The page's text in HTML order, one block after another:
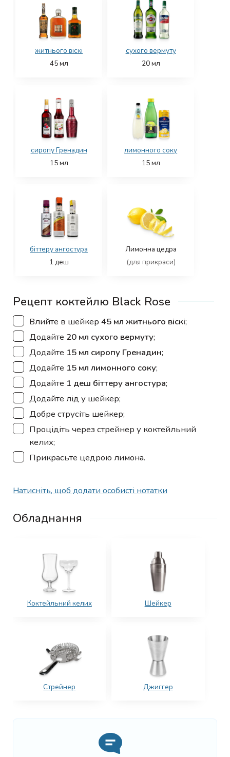
житнього віскі
45мл
сухого вермуту
20мл
сиропу Гренадин
15мл
лимонного соку
15мл
біттеру ангостура
1 деш
Лимонна цедра
(для прикраси)
Рецепт коктейлю Black Rose
▢
Влийте в шейкер 45 мл житнього віскі;
▢
Додайте 20 мл сухого вермуту;
▢
Додайте 15 мл сиропу Гренадин;
▢
Додайте 15 мл лимонного соку;
▢
Додайте 1 деш біттеру ангостура;
▢
Додайте лід у шейкер;
▢
Добре струсіть шейкер;
▢
Процідіть через стрейнер у коктейльний
келих;
▢
Прикрасьте цедрою лимона.
Натисніть, щоб додати особисті нотатки
Обладнання
Коктейльний келих Шейкер
Стрейнер Джиггер